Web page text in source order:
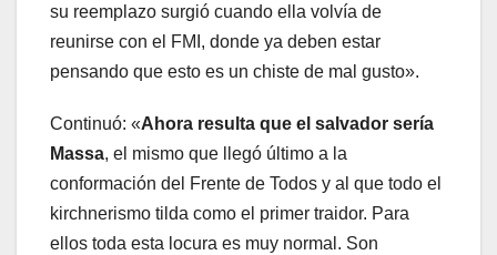
su reemplazo surgió cuando ella volvía de
reunirse con el FMI, donde ya deben estar
pensando que esto es un chiste de mal gusto».
Continuó: «Ahora resulta que el salvador sería
Massa, el mismo que llegó último a la
conformación del Frente de Todos y al que todo el
kirchnerismo tilda como el primer traidor. Para
ellos toda esta locura es muy normal. Son